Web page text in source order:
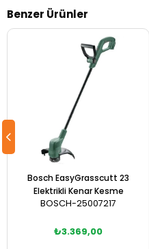
Benzer Ürünler
Bosch EasyGrasscutt 23
Elektrikli Kenar Kesme
BOSCH-25007217
₺3.369,00